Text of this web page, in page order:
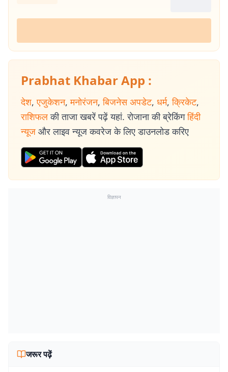
Prabhat Khabar App :
देश, एजुकेशन, मनोरंजन, बिजनेस अपडेट, धर्म, क्रिकेट,
राशिफल की ताजा खबरें पढ़ें यहां. रोजाना की ब्रेकिंग हिंदी
न्यूज और लाइव न्यूज कवरेज के लिए डाउनलोड करिए
विज्ञापन
जरूर पढ़ें